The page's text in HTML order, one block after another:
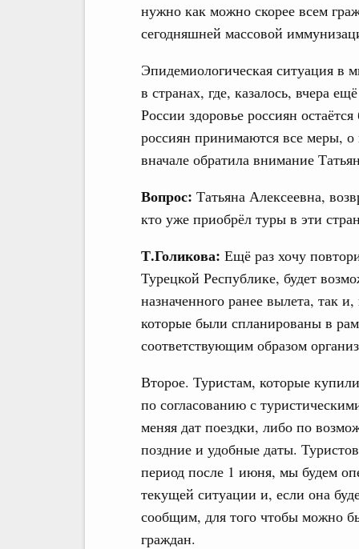
нужно как можно скорее всем
сегодняшней массовой
Эпидемиологическая ситуация в
в странах, где, казалось, вчера
России здоровье россиян
россиян принимаются все меры, о
вначале обратила внимание
Вопрос: Татьяна Алексеевна,
кто уже приобрёл туры в эти
Т.Голикова: Ещё раз хочу
Турецкой Республике, будет
назначенного ранее вылета, так
которые были спланированы в
соответствующим образом
Второе. Туристам, которые
по согласованию с
меняя дат поездки, либо по
поздние и удобные даты.
период после 1 июня, мы будем
текущей ситуации и, если она
сообщим, для того чтобы можно
граждан.